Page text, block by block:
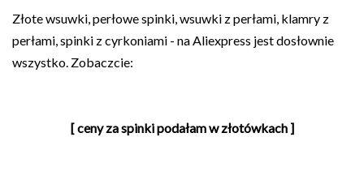
Złote wsuwki, perłowe spinki, wsuwki z perłami, klamry z
perłami, spinki z cyrkoniami - na Aliexpress jest dosłownie
wszystko. Zobaczcie:
[ ceny za spinki podałam w złotówkach ]